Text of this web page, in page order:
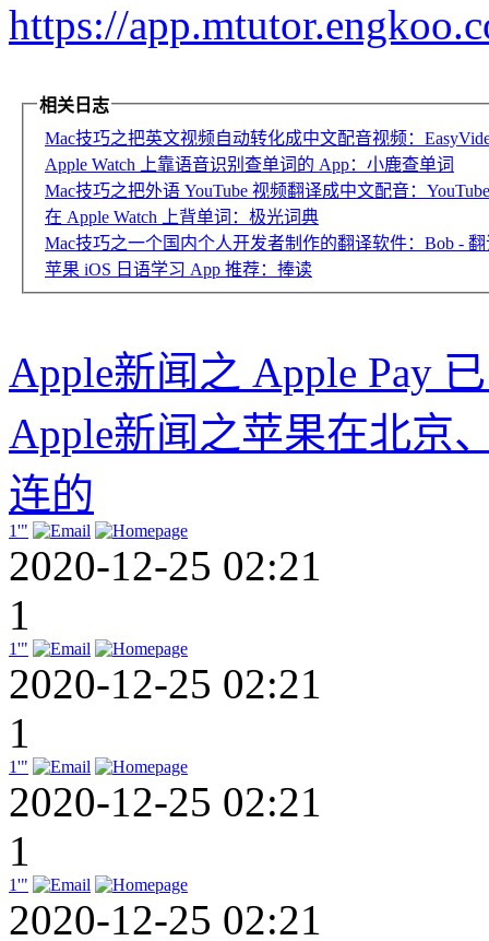
https://
相关日志
Mac技巧之把英文视频自动转化成中文配音视频：
Apple Watch 上靠语音识别查单词的 App：小鹿查单词
Mac技巧之把外语 YouTube 视频翻译成中文配音：
在 Apple Watch 上背单词：极光词典
Mac技巧之一个国内个人开发者制作的翻译软件：Bob -
苹果 iOS 日语学习 App 推荐：捧读
Apple新闻之 Apple Pay
Apple新闻之苹果在北京
连的
1'"
2020-12-25 02:21
1
1'"
2020-12-25 02:21
1
1'"
2020-12-25 02:21
1
1'"
2020-12-25 02:21